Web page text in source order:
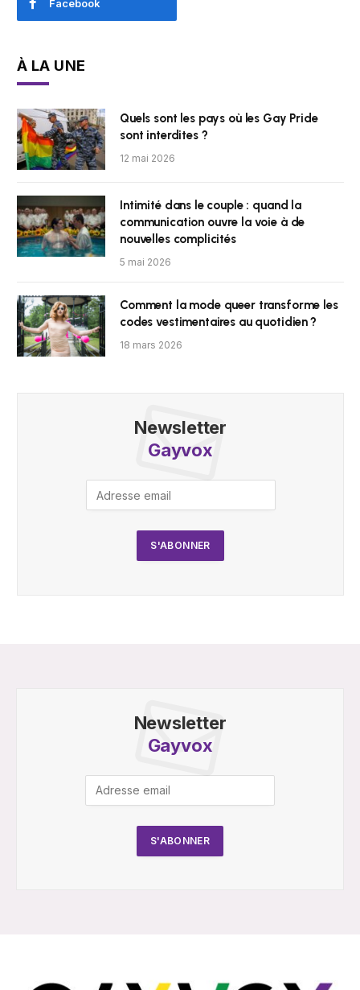
Facebook
À LA UNE
Quels sont les pays où les Gay Pride
sont interdites ?
12 mai 2026
Intimité dans le couple : quand la
communication ouvre la voie à de
nouvelles complicités
5 mai 2026
Comment la mode queer transforme les
codes vestimentaires au quotidien ?
18 mars 2026
Newsletter
Gayvox
Newsletter
Gayvox